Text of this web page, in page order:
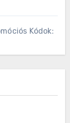
Kódok: